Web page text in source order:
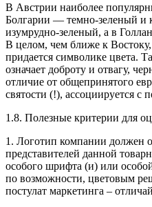
В Австрии наиболее
Болгарии — темно-зеленый и
изумрудно-зеленый, а в
В целом, чем ближе к
придается символике цвета.
означает доброту и отвагу,
отличие от общепринятого
святости (!), ассоциируется с
1.8. Полезные критерии для
1. Логотип компании должен
представителей данной
особого шрифта (и) или
по возможности, цветовым
постулат маркетинга –